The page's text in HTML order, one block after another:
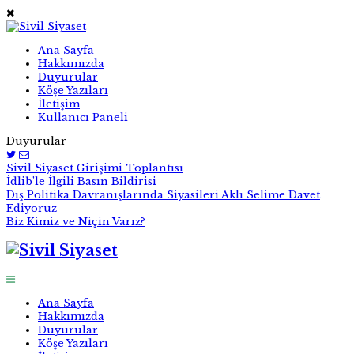
Ana Sayfa
Hakkımızda
Duyurular
Köşe Yazıları
İletişim
Kullanıcı Paneli
Duyurular
Sivil Siyaset Girişimi Toplantısı
İdlib’le İlgili Basın Bildirisi
Dış Politika Davranışlarında Siyasileri Aklı Selime Davet
Ediyoruz
Biz Kimiz ve Niçin Varız?
Ana Sayfa
Hakkımızda
Duyurular
Köşe Yazıları